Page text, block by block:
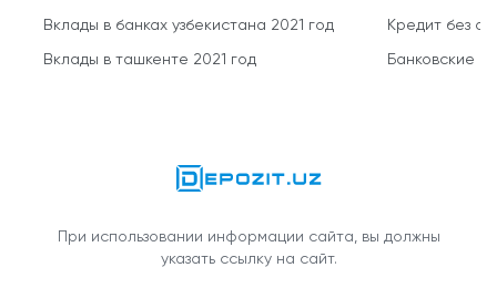
Вклады в банках узбекистана 2021 год
Вклады в ташкенте 2021 год
Кредит без
Банковские
При использовании информации сайта, вы должны
указать ссылку на сайт.